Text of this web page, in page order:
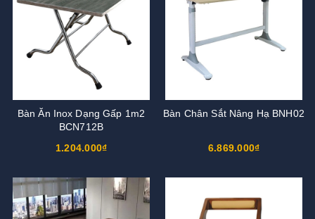
Bàn Ăn Inox Dạng Gấp 1m2
BCN712B
1.204.000₫
Bàn Chân Sắt Nâng Hạ BNH02
6.869.000₫